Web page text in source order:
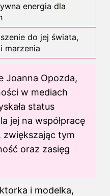
energia dla
do jej świata,
marzenia
Joanna Opozda,
w mediach
status
jej na współpracę
zwiększając tym
oraz zasięg
i modelka,